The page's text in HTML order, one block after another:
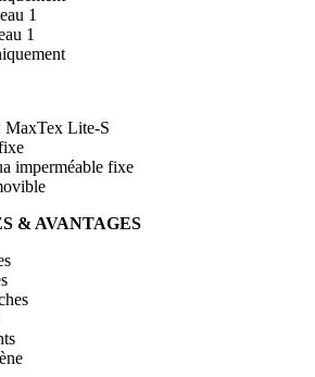
1
1
MaxTex Lite-S
imperméable fixe
& AVANTAGES